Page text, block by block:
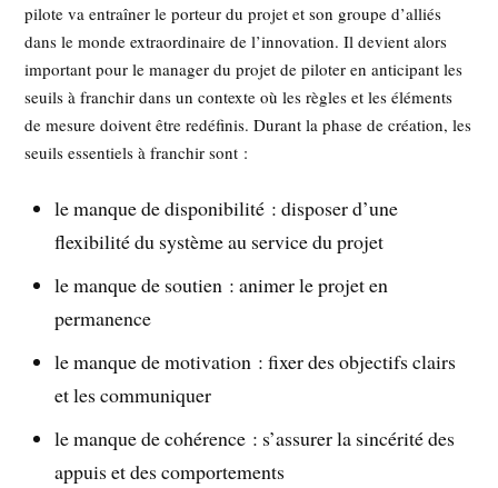
pilote va entraîner le porteur du projet et son groupe d’alliés
dans le monde extraordinaire de l’innovation. Il devient alors
important pour le manager du projet de piloter en anticipant les
seuils à franchir dans un contexte où les règles et les éléments
de mesure doivent être redéfinis. Durant la phase de création, les
seuils essentiels à franchir sont :
le manque de disponibilité : disposer d’une
flexibilité du système au service du projet
le manque de soutien : animer le projet en
permanence
le manque de motivation : fixer des objectifs clairs
et les communiquer
le manque de cohérence : s’assurer la sincérité des
appuis et des comportements